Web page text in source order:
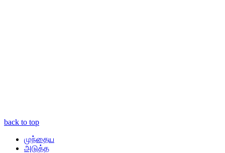
back to top
முந்தைய
அடுத்த